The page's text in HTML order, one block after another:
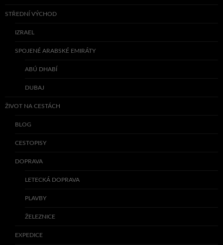
STŘEDNÍ VÝCHOD
IZRAEL
SPOJENÉ ARABSKÉ EMIRÁTY
ABÚ DHABÍ
DUBAJ
ŽIVOT NA CESTÁCH
BLOG
CESTOPISY
DOPRAVA
LETECKÁ DOPRAVA
PLAVBY
ŽELEZNICE
EXPEDICE